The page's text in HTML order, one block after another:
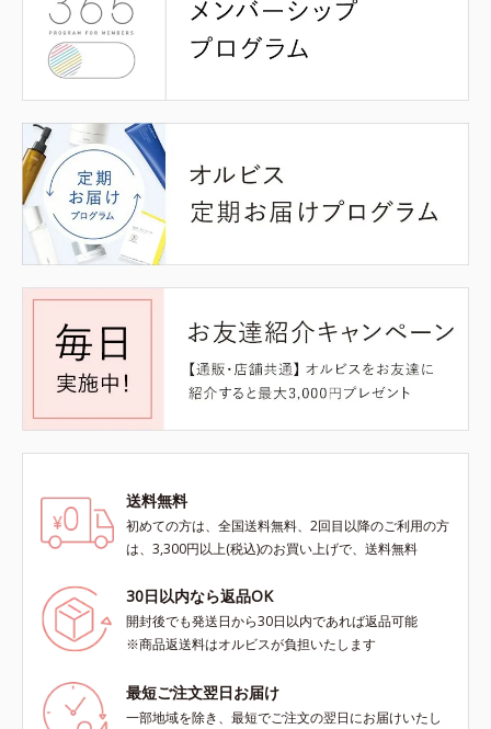
送料無料
初めての方は、全国送料無料、2回目以降のご利用の方
は、3,300円以上(税込)のお買い上げで、送料無料
30日以内なら返品OK
開封後でも発送日から30日以内であれば返品可能
※商品返送料はオルビスが負担いたします
最短ご注文翌日お届け
一部地域を除き、最短でご注文の翌日にお届けいたし